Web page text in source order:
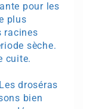
pour les
plus
racines
sèche.
cuite.
droséras
bien